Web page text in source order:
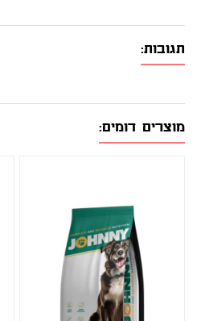
תגובות:
מוצרים דומים: